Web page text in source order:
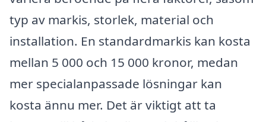
typ av markis, storlek, material och
installation. En standardmarkis kan kosta
mellan 5 000 och 15 000 kronor, medan
mer specialanpassade lösningar kan
kosta ännu mer. Det är viktigt att ta